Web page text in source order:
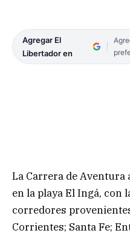
Agregar El
Libertador en
La Carrera de
en la playa El Ingá, con
corredores
Corrientes; Santa Fe;